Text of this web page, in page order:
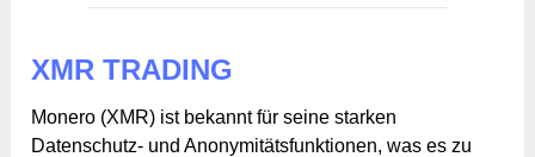
XMR TRADING
Monero (XMR) ist bekannt für seine starken
Datenschutz- und Anonymitätsfunktionen, was es zu